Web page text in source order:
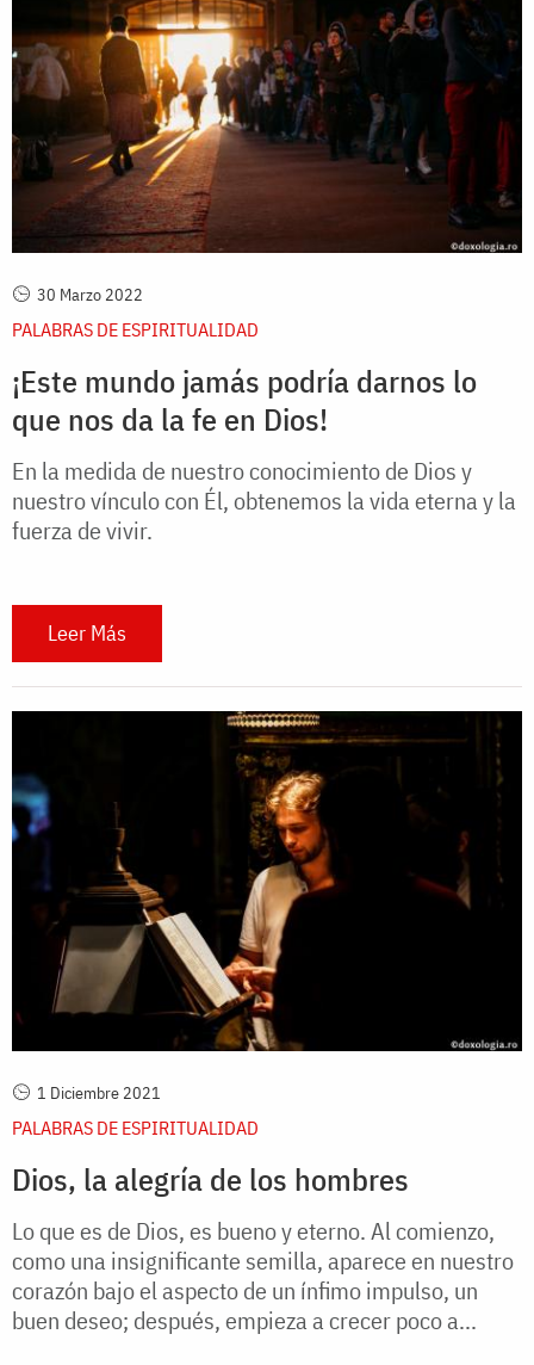
30 Marzo 2022
PALABRAS DE ESPIRITUALIDAD
¡Este mundo jamás podría darnos lo
que nos da la fe en Dios!
En la medida de nuestro conocimiento de Dios y
nuestro vínculo con Él, obtenemos la vida eterna y la
fuerza de vivir.
Leer Más
1 Diciembre 2021
PALABRAS DE ESPIRITUALIDAD
Dios, la alegría de los hombres
Lo que es de Dios, es bueno y eterno. Al comienzo,
como una insignificante semilla, aparece en nuestro
corazón bajo el aspecto de un ínfimo impulso, un
buen deseo; después, empieza a crecer poco a...